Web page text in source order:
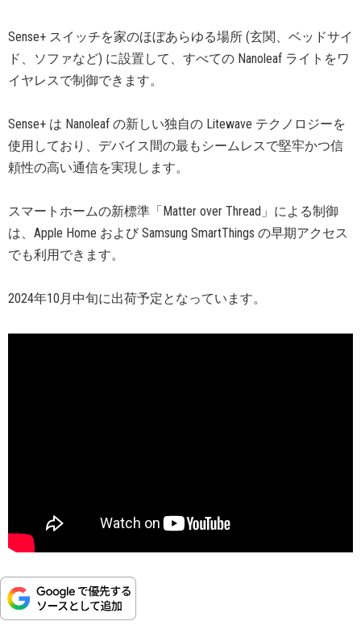
Sense+ スイッチを家のほぼあらゆる場所 (玄関、ベッドサイ
ド、ソファなど) に設置して、すべての Nanoleaf ライトをワ
イヤレスで制御できます。
Sense+ は Nanoleaf の新しい独自の Litewave テクノロジーを
使用しており、デバイス間の最もシームレスで堅牢かつ信
頼性の高い通信を実現します。
スマートホームの新標準「Matter over Thread」による制御
は、Apple Home および Samsung SmartThings の早期アクセス
でも利用できます。
2024年10月中旬に出荷予定となっています。